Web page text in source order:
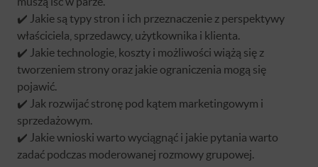
✔️ Jakie są typy stron i ich przeznaczenie z perspektywy
właściciela, sprzedawcy, użytkownika i klienta.
✔️ Jakie technologie, koszty i możliwości wiążą się z
tworzeniem strony oraz jakie ograniczenia mogą się
pojawić.
✔️ Jak rozwijać stronę pod kątem marketingowym i
sprzedażowym.
✔️ Jakie wnioski warto wyciągnąć i jakie pytania warto
zadać podczas moderowanej rozmowy grupowej.